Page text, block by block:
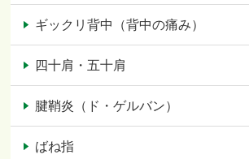
ギックリ背中（背中の痛み）
四十肩・五十肩
腱鞘炎（ド・ゲルバン）
ばね指